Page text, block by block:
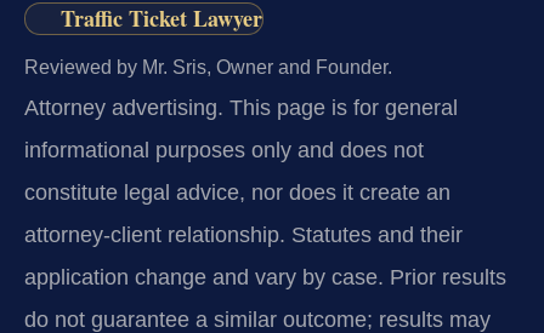
Traffic Ticket Lawyer
Reviewed by Mr. Sris, Owner and Founder.
Attorney advertising. This page is for general
informational purposes only and does not
constitute legal advice, nor does it create an
attorney-client relationship. Statutes and their
application change and vary by case. Prior results
do not guarantee a similar outcome; results may